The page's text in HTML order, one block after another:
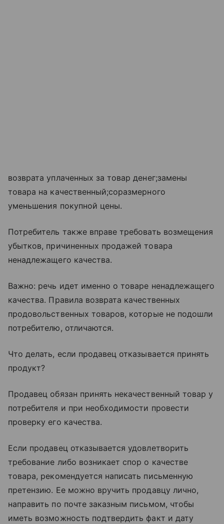
возврата уплаченных за товар денег;замены
товара на качественный;соразмерного
уменьшения покупной цены.
Потребитель также вправе требовать возмещения
убытков, причиненных продажей товара
ненадлежащего качества.
Важно: речь идет именно о товаре ненадлежащего
качества. Правила возврата качественных
продовольственных товаров, которые не подошли
потребителю, отличаются.
Что делать, если продавец отказывается принять
продукт?
Продавец обязан принять некачественный товар у
потребителя и при необходимости провести
проверку его качества.
Если продавец отказывается удовлетворить
требование либо возникает спор о качестве
товара, рекомендуется написать письменную
претензию. Ее можно вручить продавцу лично,
направить по почте заказным письмом, чтобы
иметь возможность подтвердить факт и дату